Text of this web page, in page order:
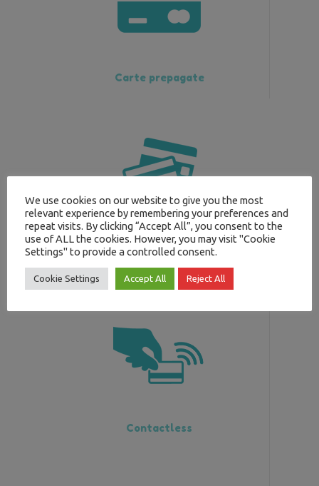
Carte prepagate
Bancomat
Contactless
We use cookies on our website to give you the most
relevant experience by remembering your preferences and
repeat visits. By clicking “Accept All”, you consent to the
use of ALL the cookies. However, you may visit "Cookie
Settings" to provide a controlled consent.
Cookie Settings Accept All Reject All